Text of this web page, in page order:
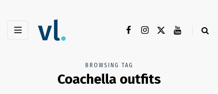
BROWSING TAG
Coachella outfits